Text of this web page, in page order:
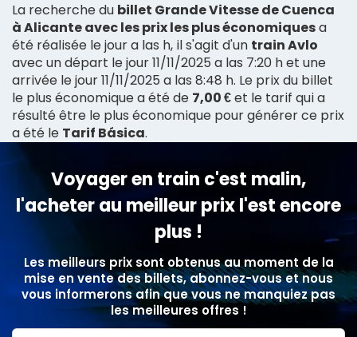
La recherche du billet Grande Vitesse de Cuenca
à Alicante avec les prix les plus économiquesa
été réalisée le jour a las h, il s'agit d'un train Avlo
avec un départ le jour 11/11/2025 a las 7:20 h et une
arrivée le jour 11/11/2025 a las 8:48 h. Le prix du billet
le plus économique a été de 7,00 €et le tarif qui a
résulté être le plus économique pour générer ce prix
a été le Tarif Básica.
Voyager en train c'est malin,
l'acheter au meilleur prix l'est encore
plus !
Les meilleurs prix sont obtenus au moment de la
mise en vente des billets, abonnez-vous et nous
vous informerons afin que vous ne manquiez pas
les meilleures offres !